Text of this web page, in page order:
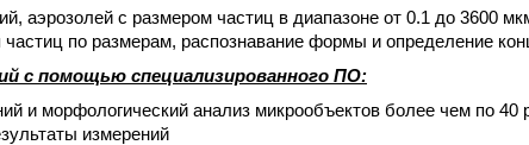
аэрозолей с размером частиц в диапазоне от 0.1 до 3600
по размерам, распознавание формы и определение
с помощью специализированного ПО:
и морфологический анализ микрообъектов более чем по 40
измерений